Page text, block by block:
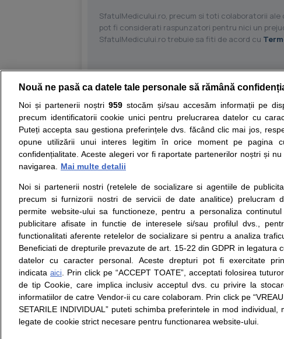
SfatulMedicului.ro, precum si toti colaboratorii
pot fi considerati raspunzatori pentru nici un
SfatulMedicului.ro trebuie sa fiti de acord cu
Resurse: Autoevaluare simptome Interpretare
Opiniile avizate ale medicilor, sfaturile si orice alte
nici diagnosticul stabilit in urma investigatiilor si
ii punem la dispozitie pentru programare in sistemul de
Despre noi
Contact
Intrebari frecvente
Consultanti
medicali
Termeni si conditii
Politica de
confidentialitate
Politica de cookie
Modifica Setarile Cookie
© Copyright © 2005 - 2026
SFATUL MEDICULUI.ro S.A, CUI: RO 38847631, J40/
Nouă ne pasă ca datele tale personale să rămână
Noi și partenerii noștri 959stocăm și/sau accesăm informații pe
precum identificatorii cookie unici pentru prelucrarea datelor cu
Puteți accepta sau gestiona preferințele dvs. făcând clic mai jos,
opune utilizării unui interes legitim în orice moment pe pagina
confidențialitate. Aceste alegeri vor fi raportate partenerilor noștri și
navigarea.
Mai multe detalii
Noi si partenerii nostri (retelele de socializare si agentiile de
precum si furnizorii nostri de servicii de date analitice) prelucram
permite website-ului sa functioneze, pentru a personaliza
publicitare afisate in functie de interesele si/sau profilul dvs.,
functionalitati aferente retelelor de socializare si pentru a analiza
Beneficiati de drepturile prevazute de art. 15-22 din GDPR in legatura
datelor cu caracter personal. Aceste drepturi pot fi exercitate
indicata aici. Prin click pe “ACCEPT TOATE”, acceptati folosirea
de tip Cookie, care implica inclusiv acceptul dvs. cu privire la
informatiilor de catre Vendor-ii cu care colaboram. Prin click pe
SETARILE INDIVIDUAL” puteti schimba preferintele in mod individual,
legate de cookie strict necesare pentru functionarea website-ului.